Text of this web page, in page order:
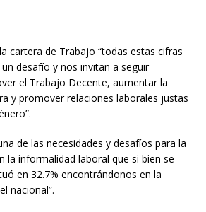
cartera de Trabajo “todas estas cifras
desafío y nos invitan a seguir
el Trabajo Decente, aumentar la
y promover relaciones laborales justas
de las necesidades y desafíos para la
la informalidad laboral que si bien se
en 32.7% encontrándonos en la
nacional”.